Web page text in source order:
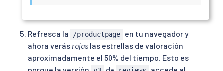
Refresca la /productpage
en tu navegador y
ahora verás rojas las estrellas de valoración
aproximadamente el 50% del tiempo. Esto es